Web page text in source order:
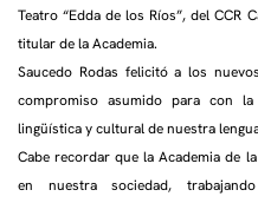
Teatro “Edda de los Ríos”, del CCR
titular de la Academia.
Saucedo Rodas felicitó a los
compromiso asumido para con
lingüística y cultural de nuestra
Cabe recordar que la Academia de
en nuestra sociedad,